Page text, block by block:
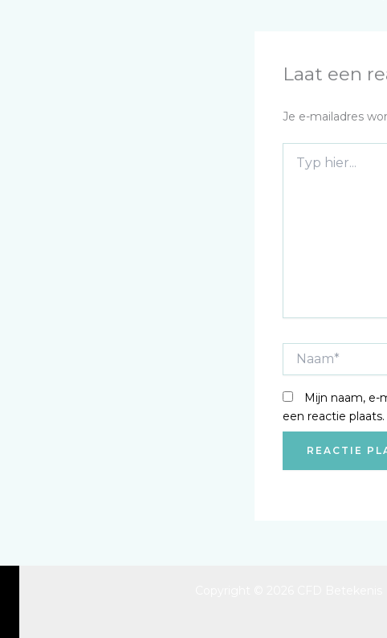
Laat een
Je e-mailadres
hier...
Mijn naam, e-
een reactie plaats.